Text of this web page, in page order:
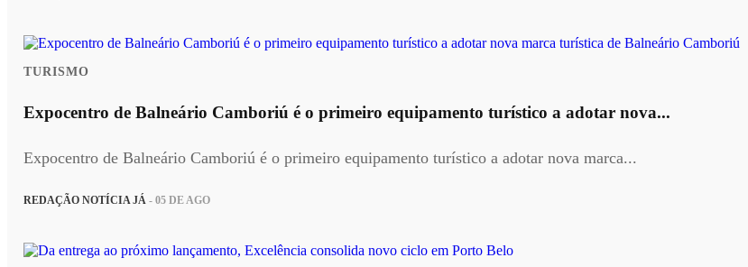
TURISMO
Expocentro de Balneário Camboriú é o primeiro equipamento turístico a adotar nova...
Expocentro de Balneário Camboriú é o primeiro equipamento turístico a adotar nova marca...
REDAÇÃO NOTÍCIA JÁ - 05 DE AGO